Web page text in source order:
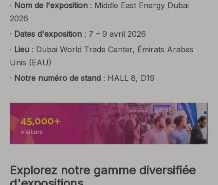
· Nom de l'exposition : Middle East Energy Dubai
2026
· Dates d'exposition : 7 – 9 avril 2026
· Lieu : Dubai World Trade Center, Émirats Arabes
Unis (EAU)
· Notre numéro de stand : HALL 8, D19
Explorez notre gamme diversifiée